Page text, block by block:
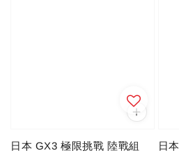
日本 GX3 極限挑戰 陸戰組
日